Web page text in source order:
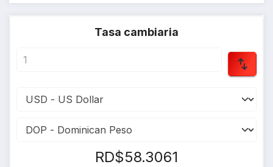
Tasa cambiaria
RD$58.3061